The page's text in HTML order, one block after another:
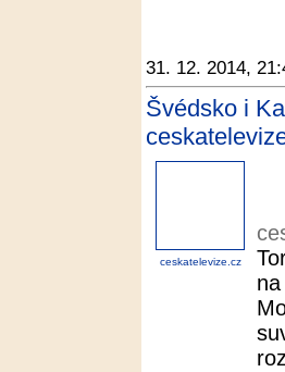
31. 12. 2014,
Švédsko i
ceskatelevize.cz